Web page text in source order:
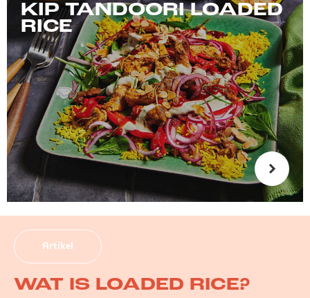
KIP TANDOORI LOADED
RICE
Artikel
WAT IS LOADED RICE?